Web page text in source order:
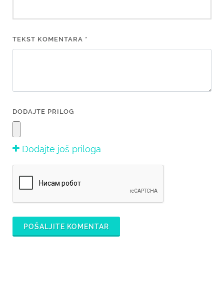
TEKST KOMENTARA *
DODAJTE PRILOG
Dodajte još priloga
POŠALJITE KOMENTAR